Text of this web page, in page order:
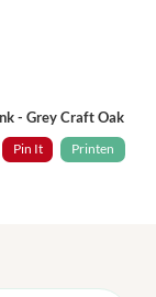
- Grey Craft Oak
Pin It Printen